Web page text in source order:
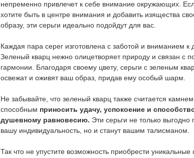
непременно привлечет к себе внимание окружающих.
хотите быть в центре внимания и добавить изящества
образу, эти серьги идеально подойдут для вас.
Каждая пара серег изготовлена с заботой и вниманием к
Зеленый кварц нежно олицетворяет природу и связан с
гармонии. Благодаря своему цвету, серьги с зеленым
освежат и оживят ваш образ, придав ему особый шарм.
Не забывайте, что зеленый кварц также считается
способным приносить удачу, успокоение и
душевному равновесию. Эти серьги не только выгодно
вашу индивидуальность, но и станут вашим талисманом.
Так что не упустите возможность приобрести уникальные